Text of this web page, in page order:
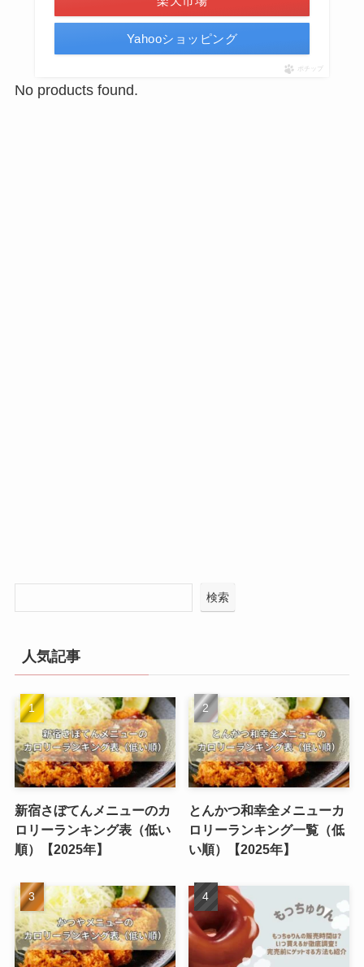
Yahooショッピング
ポチップ
No products found.
検索
人気記事
新宿さぼてんメニューのカ
ロリーランキング表（低い
順）【2025年】
とんかつ和幸全メニューカ
ロリーランキング一覧（低
い順）【2025年】